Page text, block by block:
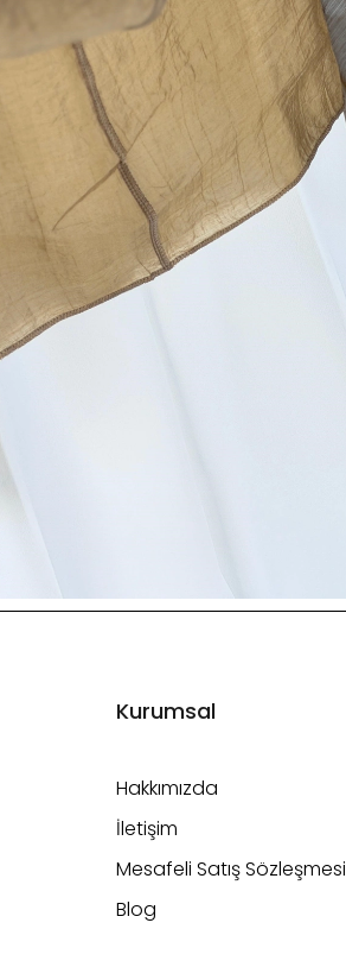
Kurumsal
Hakkımızda
İletişim
Mesafeli Satış Sözleşmesi
Blog